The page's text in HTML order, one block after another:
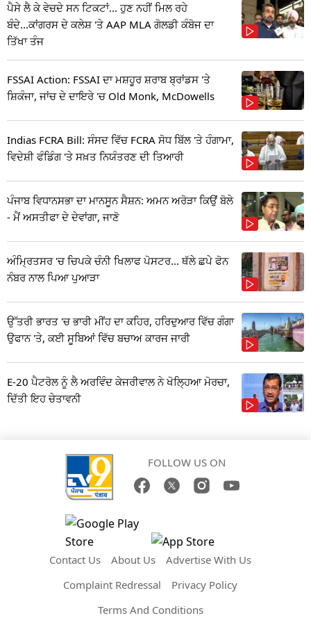
ਪੈਸੇ ਲੈ ਕੇ ਵੇਚਦੇ ਸਨ ਟਿਕਟਾਂ... ਹੁਣ ਨਹੀਂ ਮਿਲ ਰਹੇ
ਬੰਦੇ...ਕਾਂਗਰਸ ਦੇ ਕਲੇਸ਼ 'ਤੇ AAP MLA ਗੋਲਡੀ ਕੰਬੋਜ ਦਾ
ਤਿੱਖਾ ਤੰਜ
FSSAI Action: FSSAI ਦਾ ਮਸ਼ਹੂਰ ਸ਼ਰਾਬ ਬ੍ਰਾਂਡਸ 'ਤੇ
ਸ਼ਿਕੰਜਾ, ਜਾਂਚ ਦੇ ਦਾਇਰੇ 'ਚ Old Monk, McDowells
Indias FCRA Bill: ਸੰਸਦ ਵਿੱਚ FCRA ਸੋਧ ਬਿੱਲ 'ਤੇ ਹੰਗਾਮਾ,
ਵਿਦੇਸ਼ੀ ਫੰਡਿੰਗ 'ਤੇ ਸਖ਼ਤ ਨਿਯੰਤਰਣ ਦੀ ਤਿਆਰੀ
ਪੰਜਾਬ ਵਿਧਾਨਸਭਾ ਦਾ ਮਾਨਸੂਨ ਸੈਸ਼ਨ: ਅਮਨ ਅਰੋੜਾ ਕਿਉਂ ਬੋਲੇ
- ਮੈਂ ਅਸਤੀਫਾ ਦੇ ਦੇਵਾਂਗਾ, ਜਾਣੋ
ਅੰਮ੍ਰਿਤਸਰ 'ਚ ਚਿਪਕੇ ਚੰਨੀ ਖਿਲਾਫ ਪੋਸਟਰ... ਥੱਲੇ ਛਪੇ ਫੋਨ
ਨੰਬਰ ਨਾਲ ਪਿਆ ਪੁਆੜਾ
ਉੱਤਰੀ ਭਾਰਤ 'ਚ ਭਾਰੀ ਮੀਂਹ ਦਾ ਕਹਿਰ, ਹਰਿਦੁਆਰ ਵਿੱਚ ਗੰਗਾ
ਉਫਾਨ 'ਤੇ, ਕਈ ਸੂਬਿਆਂ ਵਿੱਚ ਬਚਾਅ ਕਾਰਜ ਜਾਰੀ
E-20 ਪੈਟਰੋਲ ਨੂੰ ਲੈ ਅਰਵਿੰਦ ਕੇਜਰੀਵਾਲ ਨੇ ਖੋਲ੍ਹਿਆ ਮੋਰਚਾ,
ਦਿੱਤੀ ਇਹ ਚੇਤਾਵਨੀ
FOLLOW US ON
Contact Us About Us
Advertise With Us
Complaint Redressal
Privacy Policy
Terms And Conditions